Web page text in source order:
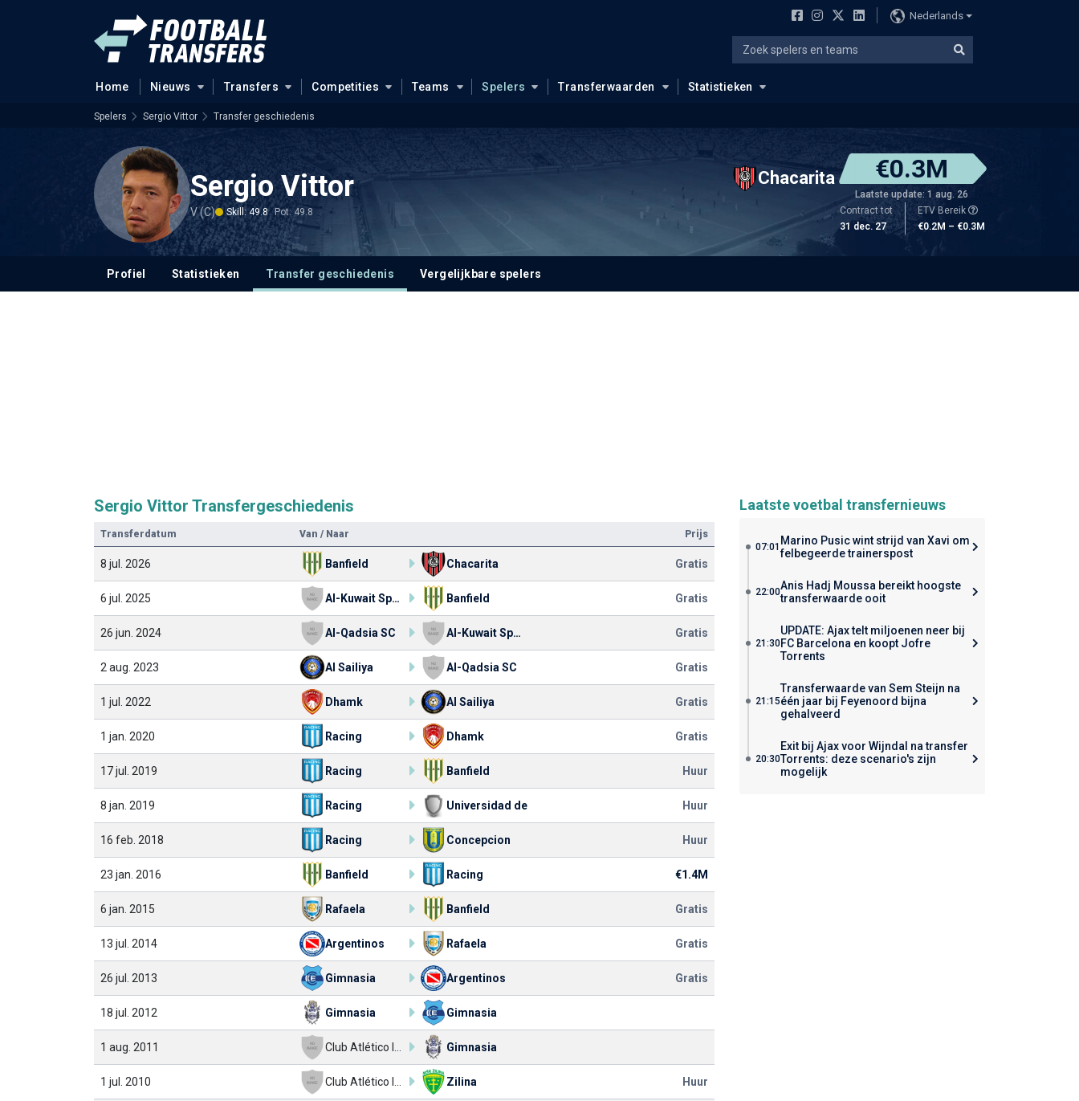
Nederlands
Home Nieuws Transfers Competities Teams Spelers Transferwaarden Statistieken
Spelers Sergio Vittor Transfer geschiedenis
Sergio Vittor
V (C) Skill: 49.8 Pot: 49.8
Chacarita €0.3M
Laatste update: 1 aug. 26
Contract tot
31 dec. 27
ETV Bereik
€0.2M – €0.3M
Profiel Statistieken Transfer geschiedenis Vergelijkbare spelers
Sergio Vittor Transfergeschiedenis
Transferdatum Van / Naar Prijs
8 jul. 2026 Banfield Chacarita Gratis
6 jul. 2025 Al-Kuwait Sports Club Banfield Gratis
26 jun. 2024 Al-Qadsia SC Al-Kuwait Sports Club Gratis
2 aug. 2023 Al Sailiya Al-Qadsia SC Gratis
1 jul. 2022 Dhamk Al Sailiya Gratis
1 jan. 2020 Racing Dhamk Gratis
17 jul. 2019 Racing Banfield Huur
8 jan. 2019 Racing Universidad de Huur
16 feb. 2018 Racing Concepcion Huur
23 jan. 2016 Banfield Racing €1.4M
6 jan. 2015 Rafaela Banfield Gratis
13 jul. 2014 Argentinos Rafaela Gratis
26 jul. 2013 Gimnasia Argentinos Gratis
18 jul. 2012 Gimnasia Gimnasia
1 aug. 2011 Gimnasia
1 jul. 2010 Zilina Huur
Laatste voetbal transfernieuws
07:01 Marino Pusic wint strijd van Xavi om
felbegeerde trainerspost
22:00Anis Hadj Moussa bereikt hoogste
transferwaarde ooit
21:30
UPDATE: Ajax telt miljoenen neer bij
FC Barcelona en koopt Jofre
Torrents
21:15
Transferwaarde van Sem Steijn na
één jaar bij Feyenoord bijna
gehalveerd
20:30
Exit bij Ajax voor Wijndal na transfer
Torrents: deze scenario's zijn
mogelijk